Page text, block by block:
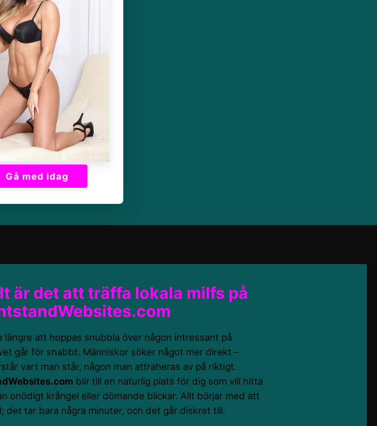
Gå med idag
är det att träffa lokala milfs på
längre att hoppas snubbla över någon intressant på
går för snabbt. Människor söker något mer direkt –
vart man står, någon man attraheras av på riktigt.
blir till en naturlig plats för dig som vill hitta
onödigt krångel eller dömande blickar. Allt börjar med att
det tar bara några minuter, och det går diskret till.